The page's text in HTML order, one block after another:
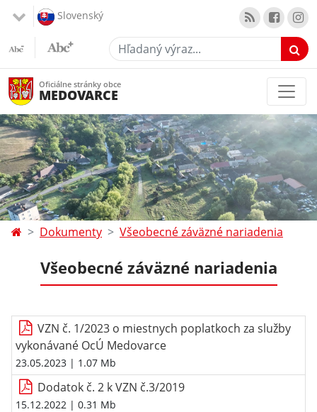
Slovenský
Hľadaný výraz...
Oficiálne stránky obce
MEDOVARCE
Dokumenty Všeobecné záväzné nariadenia
Všeobecné záväzné nariadenia
VZN č. 1/2023 o miestnych poplatkoch za služby
vykonávané OcÚ Medovarce
23.05.2023 | 1.07 Mb
Dodatok č. 2 k VZN č.3/2019
15.12.2022 | 0.31 Mb